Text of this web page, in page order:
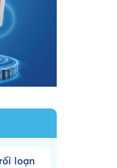
loạn